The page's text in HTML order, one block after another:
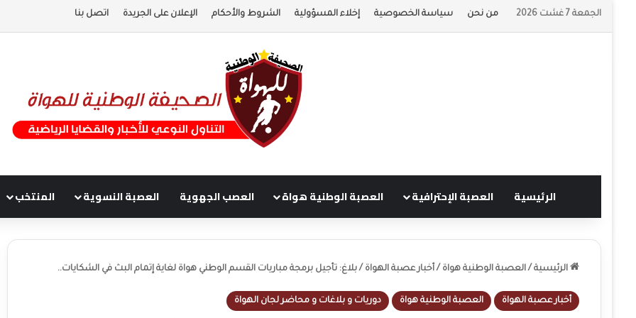
الجمعة 7 غشت 2026 من نحن سياسة الخصوصية إخلاء المسؤولية الشروط والأحكام الإعلان على الجريدة اتصل بنا
الرئيسية العصبة الإحترافية العصبة الوطنية هواة العصب الجهوية العصبة النسوية المنتخب
الرئيسية / العصبة الوطنية هواة / أخبار عصبة الهواة / بلاغ: تأجيل برمجة مباريات القسم الوطني هواة لغاية إتمام البث في الشكايات..
أخبار عصبة الهواة العصبة الوطنية هواة دوريات و بلاغات و محاضر لجان الهواة